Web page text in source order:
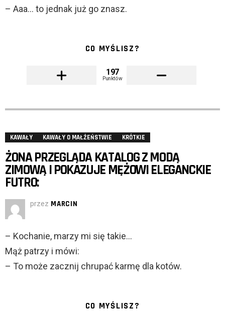
– Aaa… to jednak już go znasz.
CO MYŚLISZ?
197
Punktów
KAWAŁY KAWAŁY O MAŁŻEŃSTWIE KRÓTKIE
ŻONA PRZEGLĄDA KATALOG Z MODĄ
ZIMOWĄ I POKAZUJE MĘŻOWI ELEGANCKIE
FUTRO:
przez MARCIN
– Kochanie, marzy mi się takie…
Mąż patrzy i mówi:
– To może zacznij chrupać karmę dla kotów.
CO MYŚLISZ?